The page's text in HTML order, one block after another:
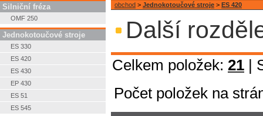
Silniční fréza
OMF 250
Jednokotoučové stroje
ES 330
ES 420
ES 430
EP 430
ES 51
ES 545
obchod > Jednokotoučové stroje > ES 420
Další
Celkem položek: 21 |
Počet položek na